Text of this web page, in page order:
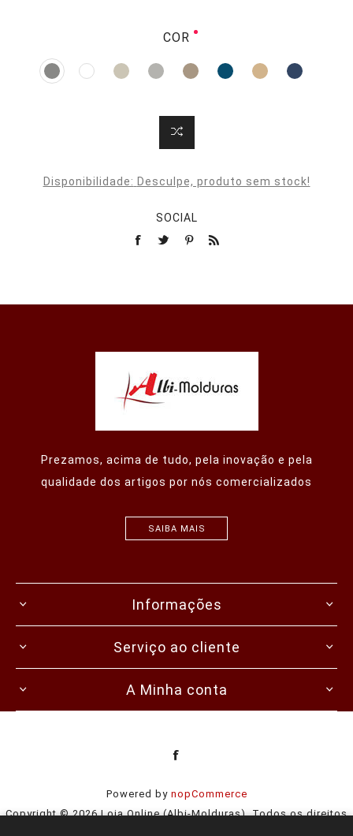
COR
Disponibilidade: Desculpe, produto sem stock!
SOCIAL
Prezamos, acima de tudo, pela inovação e pela
qualidade dos artigos por nós comercializados
SAIBA MAIS
Informações
Serviço ao cliente
A Minha conta
Powered by nopCommerce
Copyright © 2026 Loja Online (Albi-Molduras). Todos os direitos